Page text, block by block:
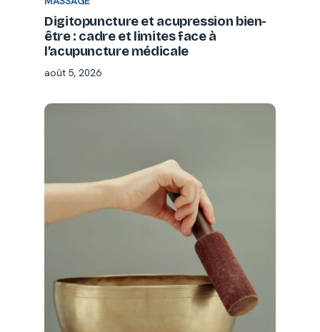
Digitopuncture et acupression bien-
être : cadre et limites face à
l’acupuncture médicale
août 5, 2026